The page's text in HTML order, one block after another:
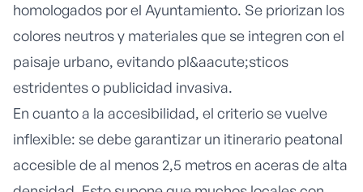
homologados por el Ayuntamiento. Se priorizan los
colores neutros y materiales que se integren con el
paisaje urbano, evitando pl&aacute;sticos
estridentes o publicidad invasiva.
En cuanto a la accesibilidad, el criterio se vuelve
inflexible: se debe garantizar un itinerario peatonal
accesible de al menos 2,5 metros en aceras de alta